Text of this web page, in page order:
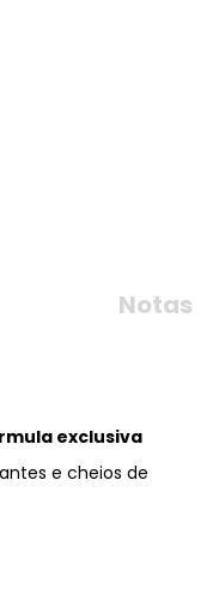
Notas
exclusiva
e cheios de